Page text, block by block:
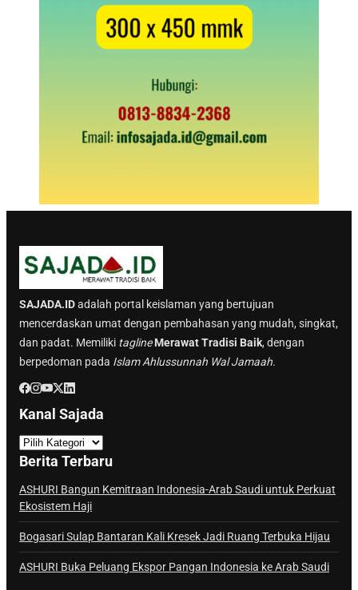
SAJADA.IDadalah portal keislaman yang bertujuan
mencerdaskan umat dengan pembahasan yang mudah, singkat,
dan padat. Memiliki tagline Merawat Tradisi Baik, dengan
berpedoman pada Islam Ahlussunnah Wal Jamaah.
Kanal Sajada
K
a
n
a
l
j
Berita Terbaru
ASHURI Bangun Kemitraan Indonesia-Arab Saudi untuk Perkuat
Ekosistem Haji
Bogasari Sulap Bantaran Kali Kresek Jadi Ruang Terbuka Hijau
ASHURI Buka Peluang Ekspor Pangan Indonesia ke Arab Saudi